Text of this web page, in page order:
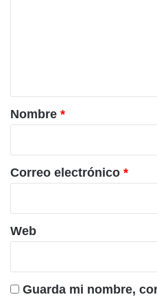
r
*
Nombre *
Correo electrónico *
Web
Guarda mi nombre,